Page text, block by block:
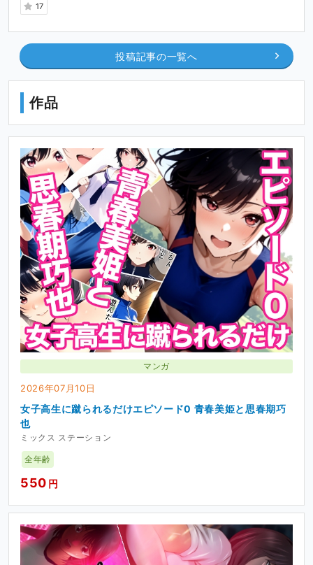
17
投稿記事の一覧へ
作品
マンガ
2026年07月10日
女子高生に蹴られるだけエピソード0 青春美姫と思春期巧
也
ミックス ステーション
全年齢
550 円